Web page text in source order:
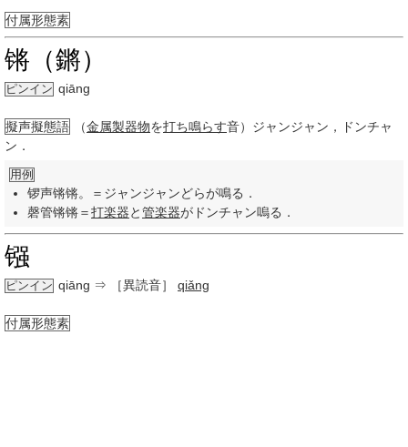
付属形態素
锵（鏘）
ピンイン qiāng
擬声擬態語 （金属製器物を打ち鳴らす音）ジャンジャン，ドンチャ
ン．
用例
锣声锵锵。＝ジャンジャンどらが鳴る．
磬管锵锵＝打楽器と管楽器がドンチャン嗚る．
镪
ピンイン qiāng ⇒ ［異読音］ qiǎng
付属形態素